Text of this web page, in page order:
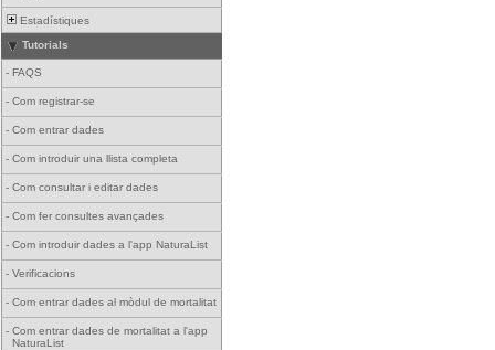
Estadístiques
Tutorials
- FAQS
- Com registrar-se
- Com entrar dades
- Com introduir una llista completa
- Com consultar i editar dades
- Com fer consultes avançades
- Com introduir dades a l'app NaturaList
- Verificacions
- Com entrar dades al mòdul de mortalitat
- Com entrar dades de mortalitat a l'app
NaturaList